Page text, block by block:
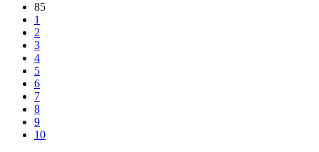
85
1
2
3
4
5
6
7
8
9
10